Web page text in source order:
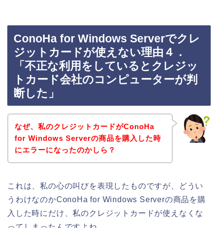
ConoHa for Windows Serverでクレ
ジットカードが使えない理由４．
「不正な利用をしているとクレジッ
トカード会社のコンピューターが判
断した」
なぜ、私のクレジットカードがConoHa
for Windows Serverの商品を購入した時
にエラーになったのかしら？
これは、私の心の叫びを表現したものですが、どうい
うわけなのかConoHa for Windows Serverの商品を購
入した時にだけ、私のクレジットカードが使えなくな